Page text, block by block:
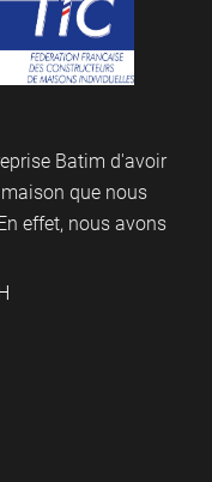
Batim d'avoir
que nous
effet, nous avons